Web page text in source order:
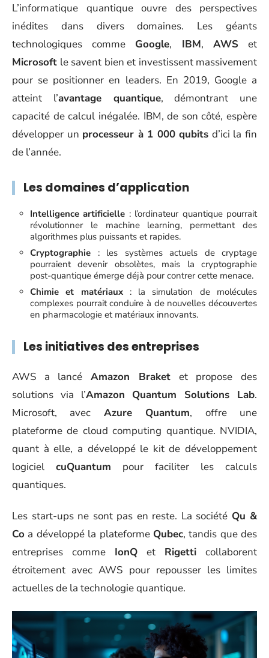
L’informatique quantique ouvre des perspectives
inédites dans divers domaines. Les géants
technologiques comme Google, IBM, AWSet
Microsoft le savent bien et investissent massivement
pour se positionner en leaders. En 2019, Google a
atteint l’avantage quantique, démontrant une
capacité de calcul inégalée. IBM, de son côté, espère
développer un processeur à 1 000 qubits d’ici la fin
de l’année.
Les domaines d’application
Intelligence artificielle : l’ordinateur quantique pourrait
révolutionner le machine learning, permettant des
algorithmes plus puissants et rapides.
Cryptographie : les systèmes actuels de cryptage
pourraient devenir obsolètes, mais la cryptographie
post-quantique émerge déjà pour contrer cette menace.
Chimie et matériaux: la simulation de molécules
complexes pourrait conduire à de nouvelles découvertes
en pharmacologie et matériaux innovants.
Les initiatives des entreprises
AWS a lancéAmazon Braketet propose des
solutions via l’Amazon Quantum Solutions Lab.
Microsoft, avec Azure Quantum, offre une
plateforme de cloud computing quantique. NVIDIA,
quant à elle, a développé le kit de développement
logiciel cuQuantum pour faciliter les calculs
quantiques.
Les start-ups ne sont pas en reste. La société Qu &
Co a développé la plateforme Qubec, tandis que des
entreprises comme IonQ et Rigetti collaborent
étroitement avec AWS pour repousser les limites
actuelles de la technologie quantique.